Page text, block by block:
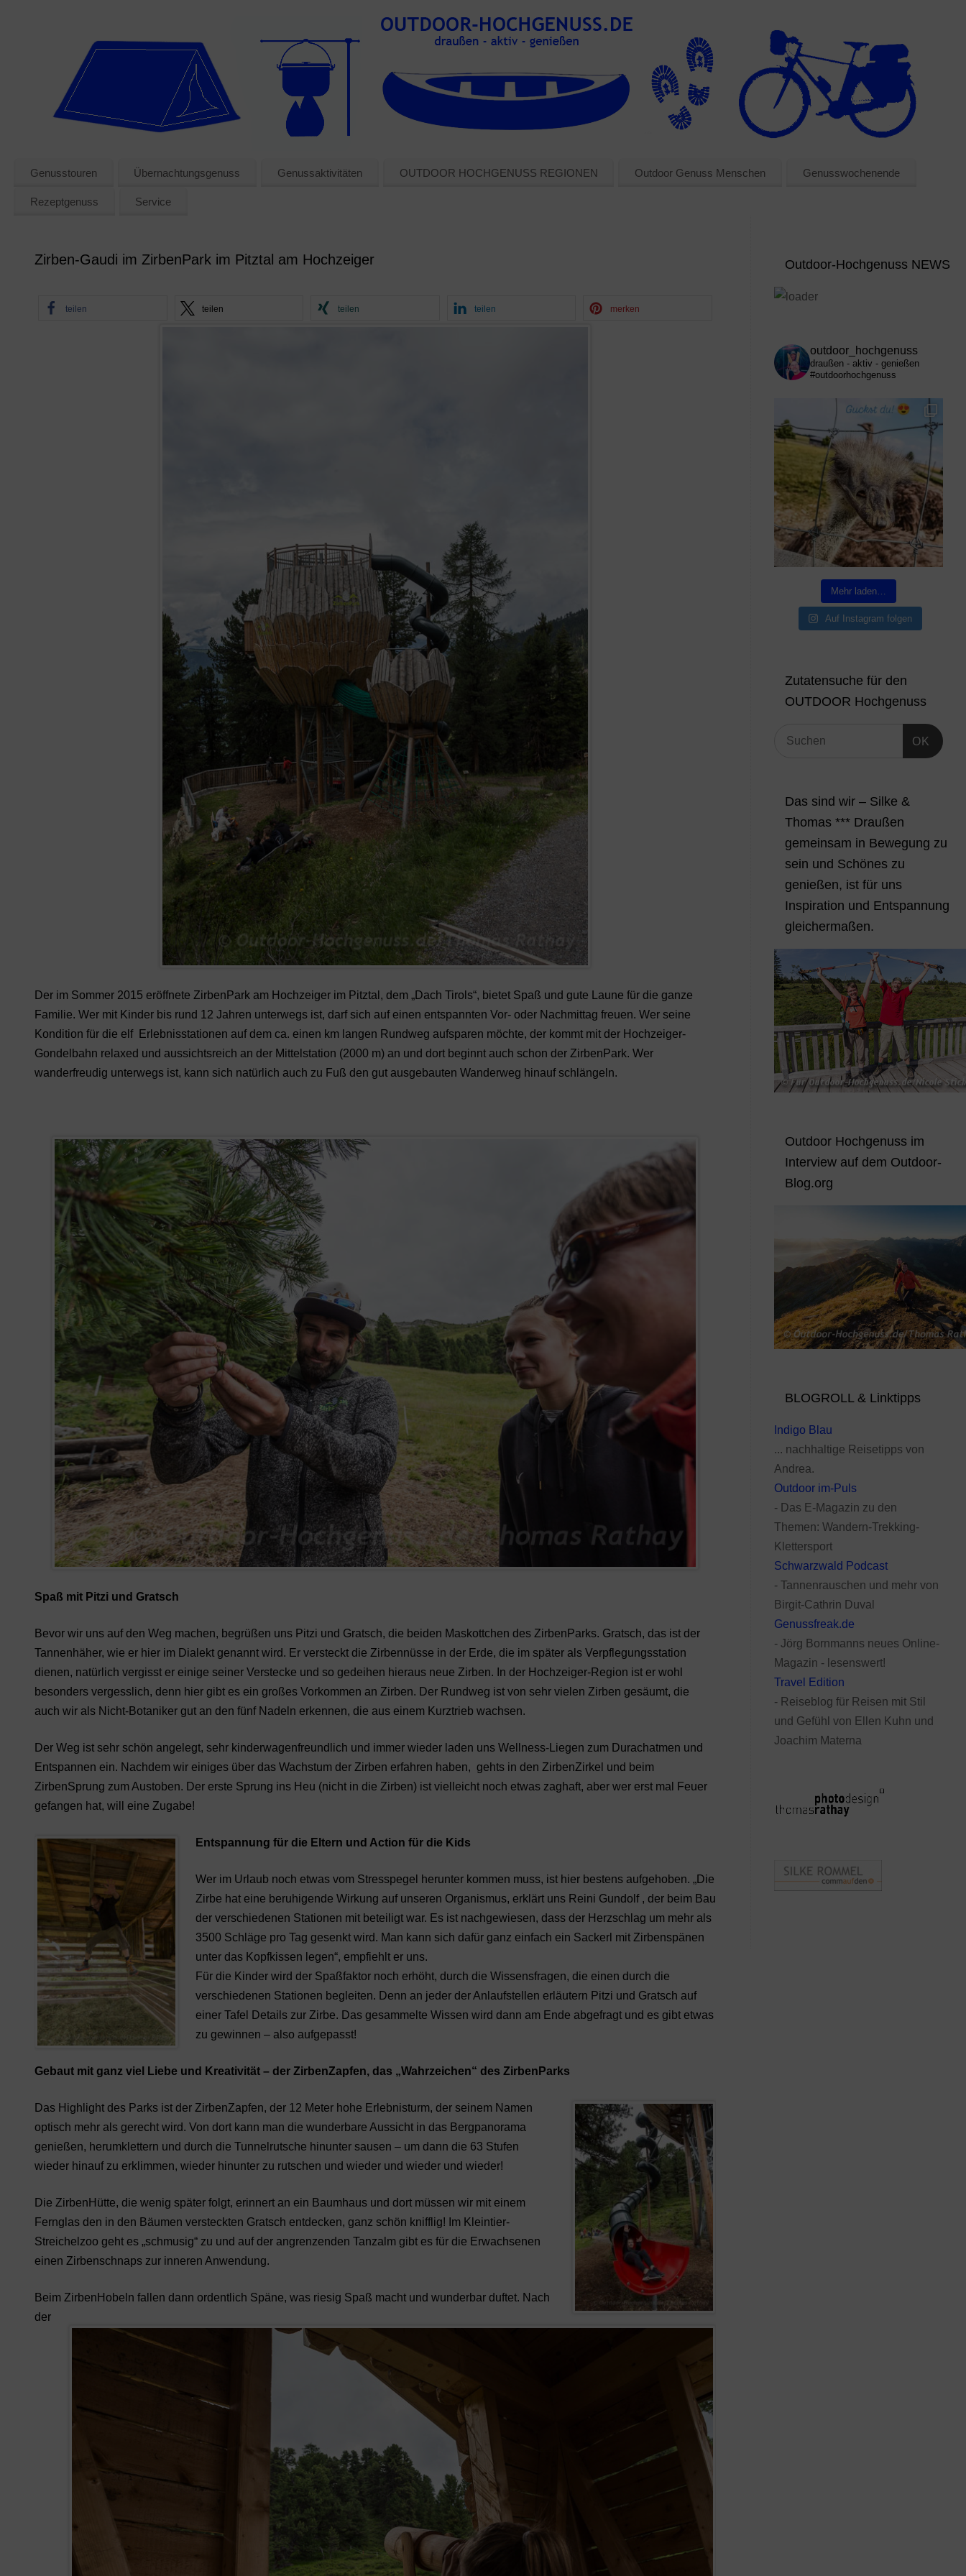
Genusstouren Übernachtungsgenuss Genussaktivitäten OUTDOOR HOCHGENUSS REGIONEN Outdoor Genuss Menschen Genusswochenende
Rezeptgenuss Service
Zirben-Gaudi im ZirbenPark im Pitztal am Hochzeiger
teilen teilen teilen teilen merken
Der im Sommer 2015 eröffnete ZirbenPark am Hochzeiger im Pitztal, dem „Dach Tirols“, bietet Spaß und gute Laune für die ganze
Familie. Wer mit Kinder bis rund 12 Jahren unterwegs ist, darf sich auf einen entspannten Vor- oder Nachmittag freuen. Wer seine
Kondition für die elf Erlebnisstationen auf dem ca. einen km langen Rundweg aufsparen möchte, der kommt mit der Hochzeiger-
Gondelbahn relaxed und aussichtsreich an der Mittelstation (2000 m) an und dort beginnt auch schon der ZirbenPark. Wer
wanderfreudig unterwegs ist, kann sich natürlich auch zu Fuß den gut ausgebauten Wanderweg hinauf schlängeln.
Spaß mit Pitzi und Gratsch
Bevor wir uns auf den Weg machen, begrüßen uns Pitzi und Gratsch, die beiden Maskottchen des ZirbenParks. Gratsch, das ist der
Tannenhäher, wie er hier im Dialekt genannt wird. Er versteckt die Zirbennüsse in der Erde, die im später als Verpflegungsstation
dienen, natürlich vergisst er einige seiner Verstecke und so gedeihen hieraus neue Zirben. In der Hochzeiger-Region ist er wohl
besonders vergesslich, denn hier gibt es ein großes Vorkommen an Zirben. Der Rundweg ist von sehr vielen Zirben gesäumt, die
auch wir als Nicht-Botaniker gut an den fünf Nadeln erkennen, die aus einem Kurztrieb wachsen.
Der Weg ist sehr schön angelegt, sehr kinderwagenfreundlich und immer wieder laden uns Wellness-Liegen zum Durachatmen und
Entspannen ein. Nachdem wir einiges über das Wachstum der Zirben erfahren haben, gehts in den ZirbenZirkel und beim
ZirbenSprung zum Austoben. Der erste Sprung ins Heu (nicht in die Zirben) ist vielleicht noch etwas zaghaft, aber wer erst mal Feuer
gefangen hat, will eine Zugabe!
Entspannung für die Eltern und Action für die Kids
Wer im Urlaub noch etwas vom Stresspegel herunter kommen muss, ist hier bestens aufgehoben. „Die
Zirbe hat eine beruhigende Wirkung auf unseren Organismus, erklärt uns Reini Gundolf , der beim Bau
der verschiedenen Stationen mit beteiligt war. Es ist nachgewiesen, dass der Herzschlag um mehr als
3500 Schläge pro Tag gesenkt wird. Man kann sich dafür ganz einfach ein Sackerl mit Zirbenspänen
unter das Kopfkissen legen“, empfiehlt er uns.
Für die Kinder wird der Spaßfaktor noch erhöht, durch die Wissensfragen, die einen durch die
verschiedenen Stationen begleiten. Denn an jeder der Anlaufstellen erläutern Pitzi und Gratsch auf
einer Tafel Details zur Zirbe. Das gesammelte Wissen wird dann am Ende abgefragt und es gibt etwas
zu gewinnen – also aufgepasst!
Gebaut mit ganz viel Liebe und Kreativität – der ZirbenZapfen, das „Wahrzeichen“ des ZirbenParks
Das Highlight des Parks ist der ZirbenZapfen, der 12 Meter hohe Erlebnisturm, der seinem Namen
optisch mehr als gerecht wird. Von dort kann man die wunderbare Aussicht in das Bergpanorama
genießen, herumklettern und durch die Tunnelrutsche hinunter sausen – um dann die 63 Stufen
wieder hinauf zu erklimmen, wieder hinunter zu rutschen und wieder und wieder und wieder!
Die ZirbenHütte, die wenig später folgt, erinnert an ein Baumhaus und dort müssen wir mit einem
Fernglas den in den Bäumen versteckten Gratsch entdecken, ganz schön knifflig! Im Kleintier-
Streichelzoo geht es „schmusig“ zu und auf der angrenzenden Tanzalm gibt es für die Erwachsenen
einen Zirbenschnaps zur inneren Anwendung.
Beim ZirbenHobeln fallen dann ordentlich Späne, was riesig Spaß macht und wunderbar duftet. Nach
der
Outdoor-Hochgenuss NEWS
outdoor_hochgenuss
draußen - aktiv - genießen
#outdoorhochgenuss
Mehr laden…
Auf Instagram folgen
Zutatensuche für den
OUTDOOR Hochgenuss
OK
Das sind wir – Silke &
Thomas *** Draußen
gemeinsam in Bewegung zu
sein und Schönes zu
genießen, ist für uns
Inspiration und Entspannung
gleichermaßen.
Outdoor Hochgenuss im
Interview auf dem Outdoor-
Blog.org
BLOGROLL & Linktipps
Indigo Blau
... nachhaltige Reisetipps von
Andrea.
Outdoor im-Puls
- Das E-Magazin zu den
Themen: Wandern-Trekking-
Klettersport
Schwarzwald Podcast
- Tannenrauschen und mehr von
Birgit-Cathrin Duval
Genussfreak.de
- Jörg Bornmanns neues Online-
Magazin - lesenswert!
Travel Edition
- Reiseblog für Reisen mit Stil
und Gefühl von Ellen Kuhn und
Joachim Materna